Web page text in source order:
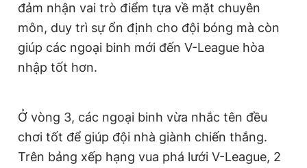
đảm nhận vai trò điểm tựa về mặt chuyên
môn, duy trì sự ổn định cho đội bóng mà còn
giúp các ngoại binh mới đến V-League hòa
nhập tốt hơn.
Ở vòng 3, các ngoại binh vừa nhắc tên đều
chơi tốt để giúp đội nhà giành chiến thắng.
Trên bảng xếp hạng vua phá lưới V-League, 2